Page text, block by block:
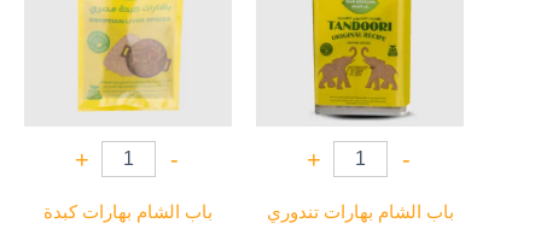
-
+
باب الشام بهارات تندوري
-
+
باب الشام بهارات كبدة